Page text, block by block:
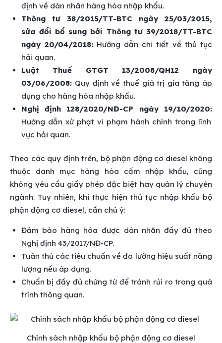
định về dán nhãn hàng hóa nhập khẩu.
Thông tư 38/2015/TT-BTC ngày 25/03/2015,
sửa đổi bổ sung bởi Thông tư 39/2018/TT-BTC
ngày 20/04/2018:Hướng dẫn chi tiết về thủ tục
hải quan.
Luật Thuế GTGT 13/2008/QH12 ngày
03/06/2008: Quy định về thuế giá trị gia tăng áp
dụng cho hàng hóa nhập khẩu.
Nghị định 128/2020/NĐ-CP ngày 19/10/2020:
Hướng dẫn xử phạt vi phạm hành chính trong lĩnh
vực hải quan.
Theo các quy định trên, bộ phận động cơ diesel không
thuộc danh mục hàng hóa cấm nhập khẩu, cũng
không yêu cầu giấy phép đặc biệt hay quản lý chuyên
ngành. Tuy nhiên, khi thực hiện thủ tục nhập khẩu bộ
phận động cơ diesel, cần chú ý:
Đảm bảo hàng hóa được dán nhãn đầy đủ theo
Nghị định 43/2017/NĐ-CP.
Tuân thủ các tiêu chuẩn về đo lường hiệu suất năng
lượng nếu áp dụng.
Chuẩn bị đầy đủ chứng từ để tránh rủi ro trong quá
trình thông quan.
Chính sách nhập khẩu bộ phận động cơ diesel